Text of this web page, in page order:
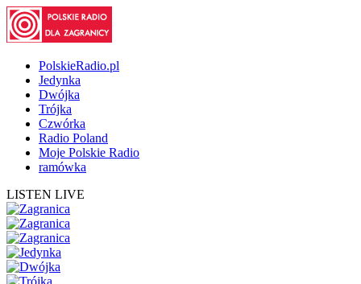
PolskieRadio.pl
Jedynka
Dwójka
Trójka
Czwórka
Radio Poland
Moje Polskie Radio
ramówka
LISTEN LIVE